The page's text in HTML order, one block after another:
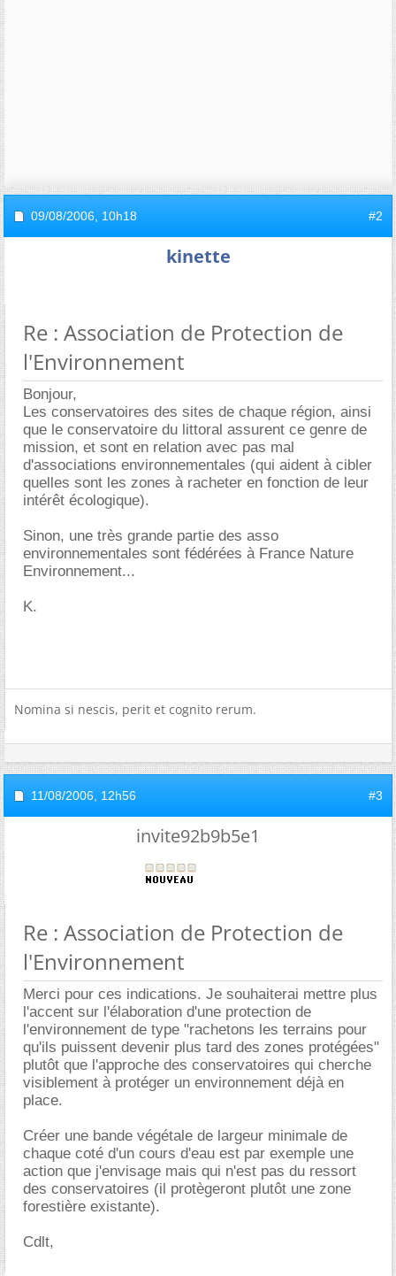
09/08/2006, 10h18 #2
kinette
Re : Association de Protection de
l'Environnement
Bonjour,
Les conservatoires des sites de chaque région, ainsi
que le conservatoire du littoral assurent ce genre de
mission, et sont en relation avec pas mal
d'associations environnementales (qui aident à cibler
quelles sont les zones à racheter en fonction de leur
intérêt écologique).
Sinon, une très grande partie des asso
environnementales sont fédérées à France Nature
Environnement...
K.
Nomina si nescis, perit et cognito rerum.
11/08/2006, 12h56 #3
invite92b9b5e1
Re : Association de Protection de
l'Environnement
Merci pour ces indications. Je souhaiterai mettre plus
l'accent sur l'élaboration d'une protection de
l'environnement de type "rachetons les terrains pour
qu'ils puissent devenir plus tard des zones protégées"
plutôt que l'approche des conservatoires qui cherche
visiblement à protéger un environnement déjà en
place.
Créer une bande végétale de largeur minimale de
chaque coté d'un cours d'eau est par exemple une
action que j'envisage mais qui n'est pas du ressort
des conservatoires (il protègeront plutôt une zone
forestière existante).
Cdlt,